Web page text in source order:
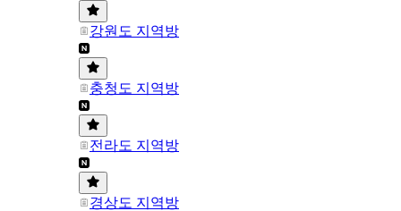
강원도 지역방
충청도 지역방
전라도 지역방
경상도 지역방